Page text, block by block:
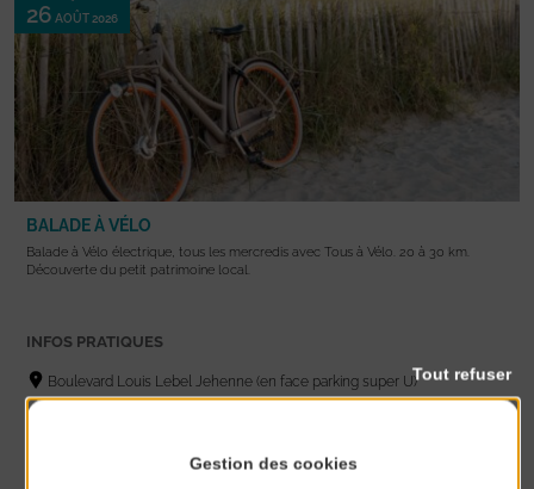
26 AOÛT 2026
BALADE À VÉLO
Balade à Vélo électrique, tous les mercredis avec Tous à Vélo. 20 à 30 km.
Découverte du petit patrimoine local.
INFOS PRATIQUES
Boulevard Louis Lebel Jehenne (en face parking super U)
Gestion des cookies
Tout refuser